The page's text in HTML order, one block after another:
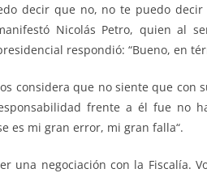
decir que no, no te puedo
Nicolás Petro, quien al
respondió: “Bueno, en
considera que no siente que con
frente a él fue no
es mi gran error, mi gran falla“.
una negociación con la Fiscalía.